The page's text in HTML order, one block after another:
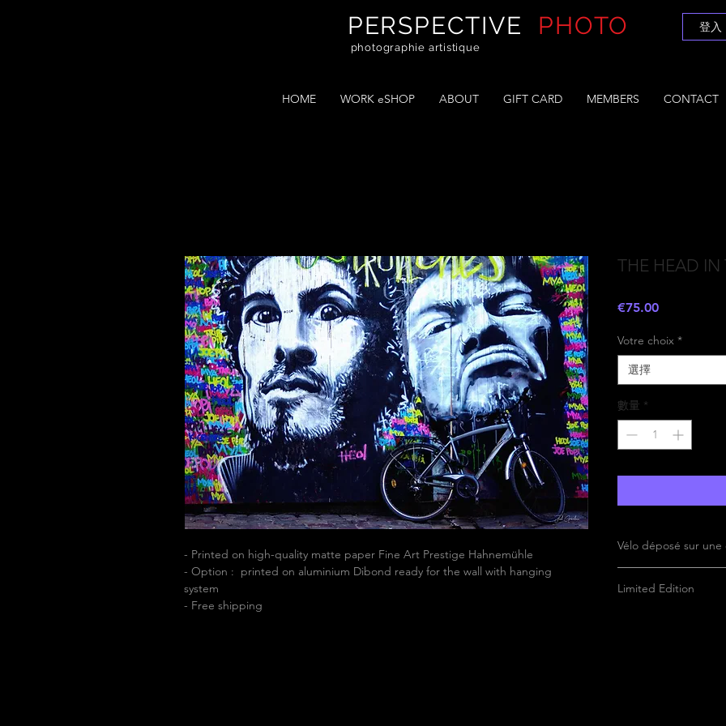
PERSPECTIVE PHOTO
photographie artistique
登入
HOME WORK eSHOP ABOUT GIFT CARD MEMBERS CONTACT
- Printed on high-quality matte paper Fine Art Prestige Hahnemühle
- Option : printed on aluminium Dibond ready for the wall with hanging
system
- Free shipping
THE HEAD IN
€75.00價
Votre choix *
選擇
數量 *
Vélo déposé sur
Limited Edition